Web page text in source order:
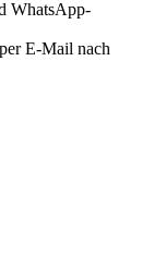
WhatsApp-
E-Mail nach